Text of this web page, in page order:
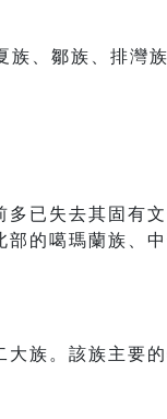
、鄒族、排灣
已失去其固有
的噶瑪蘭族、
族。該族主要